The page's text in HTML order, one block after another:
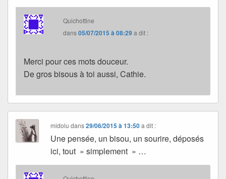
Quichottine
dans05/07/2015 à 08:29a dit :
Merci pour ces mots douceur.
De gros bisous à toi aussi, Cathie.
midolu dans29/06/2015 à 13:50 a dit :
Une pensée, un bisou, un sourire, déposés
ici, tout » simplement » …